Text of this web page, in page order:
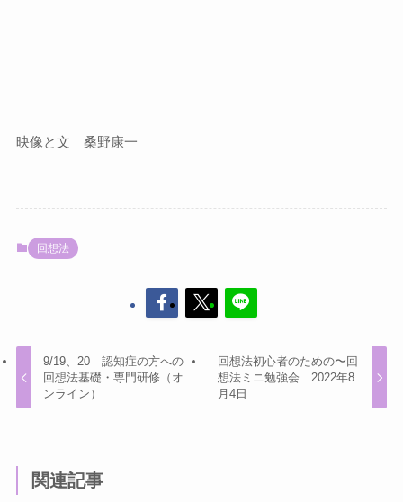
映像と文 桑野康一
回想法
9/19、20 認知症の方への
回想法基礎・専門研修（オ
ンライン）
回想法初心者のための〜回
想法ミニ勉強会 2022年8
月4日
関連記事